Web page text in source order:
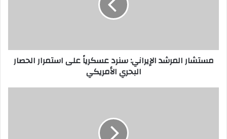
البحري
الأمريكي
مستشار المرشد الإيراني: سنرد عسكرياً على استمرار الحصار
البحري الأمريكي